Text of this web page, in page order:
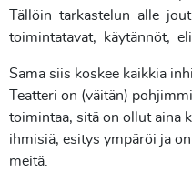
Tällöin tarkastelun alle
toimintatavat, käytännöt,
Sama siis koskee kaikkia
Teatteri on (väitän)
toimintaa, sitä on ollut aina
ihmisiä, esitys ympäröi ja
meitä.